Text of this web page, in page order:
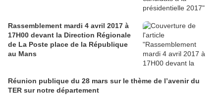
Rassemblement mardi 4 avril 2017 à
17H00 devant la Direction Régionale
de La Poste place de la République
au Mans
Réunion publique du 28 mars sur le thème de l’avenir du
TER sur notre département